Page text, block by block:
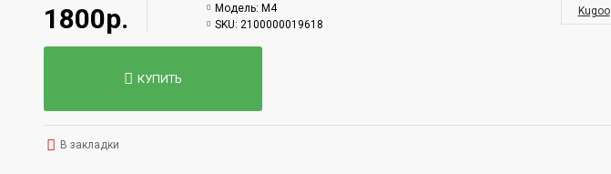
1800р.
Модель: M4
SKU: 2100000019618
Kugoo
КУПИТЬ
В закладки